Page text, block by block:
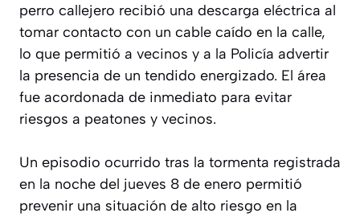
perro callejero recibió una descarga eléctrica al
tomar contacto con un cable caído en la calle,
lo que permitió a vecinos y a la Policía advertir
la presencia de un tendido energizado. El área
fue acordonada de inmediato para evitar
riesgos a peatones y vecinos.
Un episodio ocurrido tras la tormenta registrada
en la noche del jueves 8 de enero permitió
prevenir una situación de alto riesgo en la